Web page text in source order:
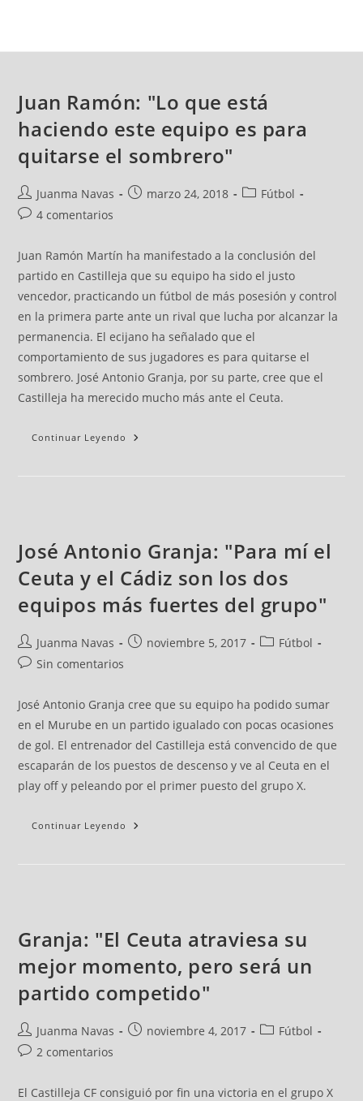
Juan Ramón: "Lo que está
haciendo este equipo es para
quitarse el sombrero"
Juanma Navas marzo 24, 2018
Fútbol
4 comentarios
Juan Ramón Martín ha manifestado a la conclusión del
partido en Castilleja que su equipo ha sido el justo
vencedor, practicando un fútbol de más posesión y control
en la primera parte ante un rival que lucha por alcanzar la
permanencia. El ecijano ha señalado que el
comportamiento de sus jugadores es para quitarse el
sombrero. José Antonio Granja, por su parte, cree que el
Castilleja ha merecido mucho más ante el Ceuta.
Continuar Leyendo
José Antonio Granja: "Para mí el
Ceuta y el Cádiz son los dos
equipos más fuertes del grupo"
Juanma Navas noviembre 5, 2017
Fútbol
Sin comentarios
José Antonio Granja cree que su equipo ha podido sumar
en el Murube en un partido igualado con pocas ocasiones
de gol. El entrenador del Castilleja está convencido de que
escaparán de los puestos de descenso y ve al Ceuta en el
play off y peleando por el primer puesto del grupo X.
Continuar Leyendo
Granja: "El Ceuta atraviesa su
mejor momento, pero será un
partido competido"
Juanma Navas noviembre 4, 2017
Fútbol
2 comentarios
El Castilleja CF consiguió por fin una victoria en el grupo X